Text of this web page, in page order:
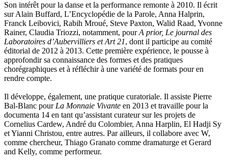
Son intérêt pour la danse et la performance remonte à 2010. Il écrit
sur Alain Buffard, L’Encyclopédie de la Parole, Anna Halprin,
Franck Leibovici, Rabih Mroué, Steve Paxton, Walid Raad, Yvonne
Rainer, Claudia Triozzi, notamment, pourA prior, Le journal des
Laboratoires d’Aubervilliers et Art 21, dont il participe au comité
éditorial de 2012 à 2013. Cette première expérience, le pousse à
approfondir sa connaissance des formes et des pratiques
chorégraphiques et à réfléchir à une variété de formats pour en
rendre compte.
Il développe, également, une pratique curatoriale. Il assiste Pierre
Bal-Blanc pour La Monnaie Vivante en 2013 et travaille pour la
documenta 14 en tant qu’assistant curateur sur les projets de
Cornelius Cardew, André du Colombier, Anna Harplin, El Hadji Sy
et Yianni Christou, entre autres. Par ailleurs, il collabore avec W,
comme chercheur, Thiago Granato comme dramaturge et Gerard
and Kelly, comme performeur.